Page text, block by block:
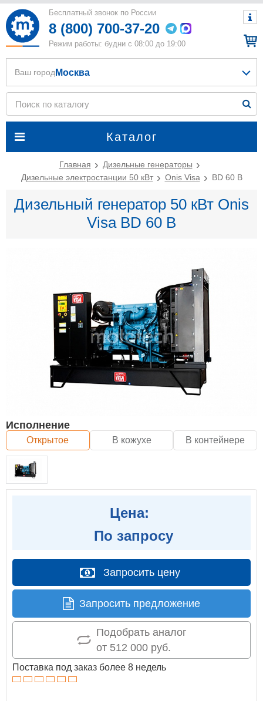
Бесплатный звонок по России
8 (800) 700-37-20
Режим работы: будни с 08:00 до 19:00
Каталог
Ваш город Москва
Главная
Дизельные генераторы
Дизельные электростанции 50 кВт
Onis Visa BD 60 B
Дизельный генератор 50 кВт Onis
Visa BD 60 B
Исполнение
Открытое В кожухе В контейнере
Цена:
По запросу
Запросить цену
Запросить предложение
Подобрать аналог
от 512 000 руб.
Поставка под заказ более 8 недель